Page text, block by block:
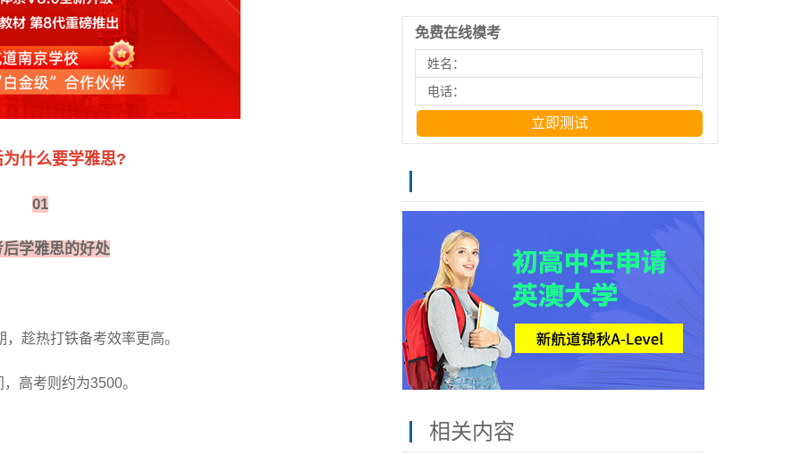
什么要学雅思?
01
雅思的好处
趁热打铁备考效率更高。
高考则约为3500。
免费在线模考
姓名：
电话：
立即测试
相关内容